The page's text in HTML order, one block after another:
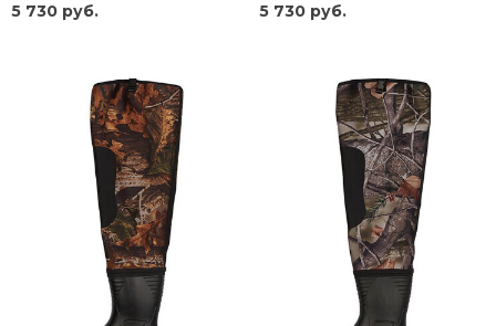
5 730 руб. 5 730 руб.